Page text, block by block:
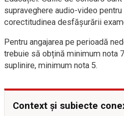
supraveghere audio-video
corectitudinea desfășurării
Pentru angajarea pe perioadă
trebuie să obțină minimum nota
suplinire, minimum nota 5.
Context și subiecte